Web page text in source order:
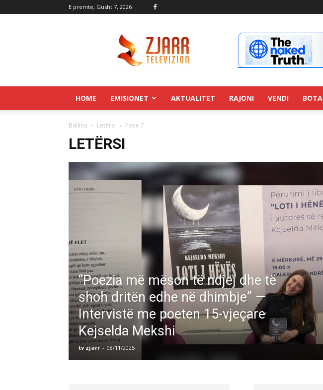
E premte, Gusht 7, 2026
HOME EMISIONET AKTUALITET RAJONI VENDI BOTA
Ballina Letërsi Faqe 7
LETËRSI
“Poezia më mëson të ndjej dhe të
shoh dritën edhe në dhimbje” —
Intervistë me poeten 15-vjeçare
Kejselda Mekshi
tv zjarr - 08/11/2025